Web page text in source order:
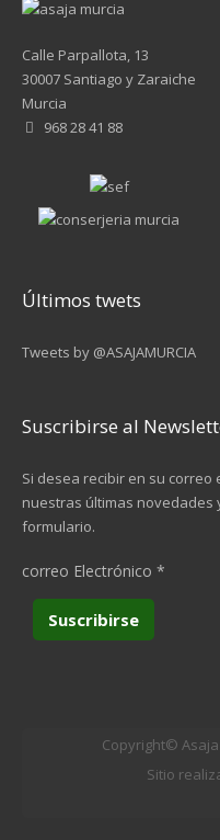
Calle Parpallota, 13
30007 Santiago y Zaraiche
Murcia
968 28 41 88
Últimos twets
Tweets by @ASAJAMURCIA
Suscribirse al
Si desea recibir en su
nuestras últimas novedades
formulario.
correo Electrónico *
Copyright©
Sitio